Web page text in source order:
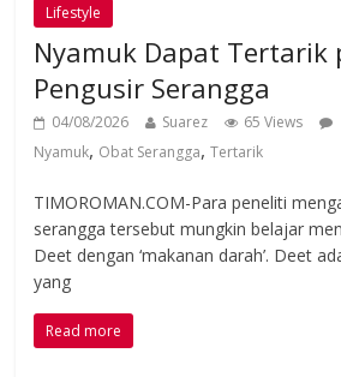
Lifestyle
Nyamuk Dapat Tertarik
Pengusir Serangga
04/08/2026 Suarez 65 Views
Nyamuk, Obat Serangga,Tertarik
TIMOROMAN.COM-Para peneliti
serangga tersebut mungkin belajar
Deet dengan ‘makanan darah’. Deet
yang
Read more